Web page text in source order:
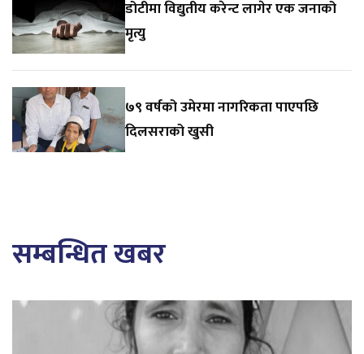
डोटीमा विद्युतीय करेन्ट लागेर एक जनाको
मृत्यु
७९ वर्षको उमेरमा नागरिकता पाएपछि
दिलसराको खुसी
सम्बन्धित खबर